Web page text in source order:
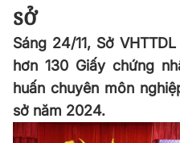
sở
Sáng 24/11, Sở
hơn 130 Giấy chứng
huấn chuyên môn
sở năm 2024.